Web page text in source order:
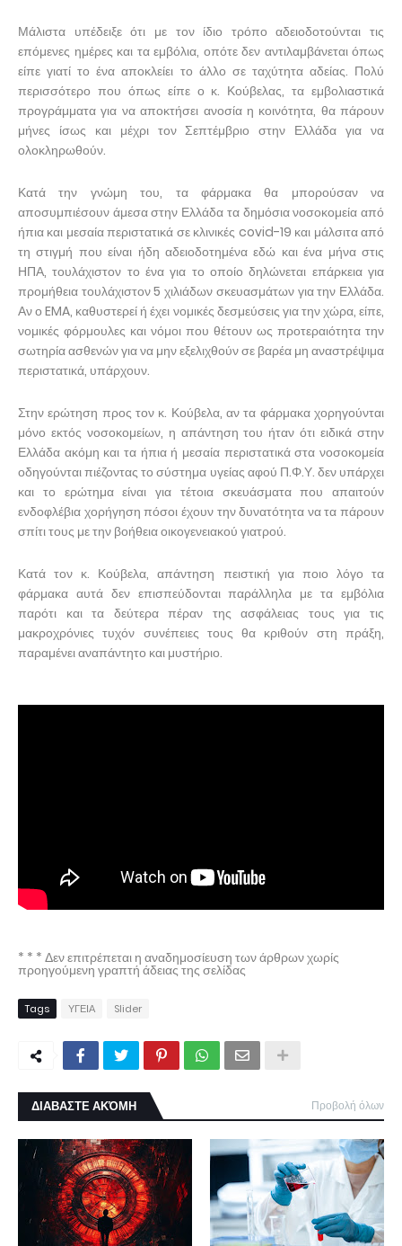
Μάλιστα υπέδειξε ότι με τον ίδιο τρόπο αδειοδοτούνται τις
επόμενες ημέρες και τα εμβόλια, οπότε δεν αντιλαμβάνεται όπως
είπε γιατί το ένα αποκλείει το άλλο σε ταχύτητα αδείας. Πολύ
περισσότερο που όπως είπε ο κ. Κούβελας, τα εμβολιαστικά
προγράμματα για να αποκτήσει ανοσία η κοινότητα, θα πάρουν
μήνες ίσως και μέχρι τον Σεπτέμβριο στην Ελλάδα για να
ολοκληρωθούν.
Κατά την γνώμη του, τα φάρμακα θα μπορούσαν να
αποσυμπιέσουν άμεσα στην Ελλάδα τα δημόσια νοσοκομεία από
ήπια και μεσαία περιστατικά σε κλινικές covid-19 και μάλσιτα από
τη στιγμή που είναι ήδη αδειοδοτημένα εδώ και ένα μήνα στις
ΗΠΑ, τουλάχιστον το ένα για το οποίο δηλώνεται επάρκεια για
προμήθεια τουλάχιστον 5 χιλιάδων σκευασμάτων για την Ελλάδα.
Αν ο EMA, καθυστερεί ή έχει νομικές δεσμεύσεις για την χώρα, είπε,
νομικές φόρμουλες και νόμοι που θέτουν ως προτεραιότητα την
σωτηρία ασθενών για να μην εξελιχθούν σε βαρέα μη αναστρέψιμα
περιστατικά, υπάρχουν.
Στην ερώτηση προς τον κ. Κούβελα, αν τα φάρμακα χορηγούνται
μόνο εκτός νοσοκομείων, η απάντηση του ήταν ότι ειδικά στην
Ελλάδα ακόμη και τα ήπια ή μεσαία περιστατικά στα νοσοκομεία
οδηγούνται πιέζοντας το σύστημα υγείας αφού Π.Φ.Υ. δεν υπάρχει
και το ερώτημα είναι για τέτοια σκευάσματα που απαιτούν
ενδοφλέβια χορήγηση πόσοι έχουν την δυνατότητα να τα πάρουν
σπίτι τους με την βοήθεια οικογενειακού γιατρού.
Κατά τον κ. Κούβελα, απάντηση πειστική για ποιο λόγο τα
φάρμακα αυτά δεν επισπεύδονται παράλληλα με τα εμβόλια
παρότι και τα δεύτερα πέραν της ασφάλειας τους για τις
μακροχρόνιες τυχόν συνέπειες τους θα κριθούν στη πράξη,
παραμένει αναπάντητο και μυστήριο.
* * * Δεν επιτρέπεται η αναδημοσίευση των άρθρων χωρίς
προηγούμενη γραπτή άδειας της σελίδας
Tags ΥΓΕΙΑ Slider
ΔΙΑΒΑΣΤΕ ΑΚΌΜΗ Προβολή όλων